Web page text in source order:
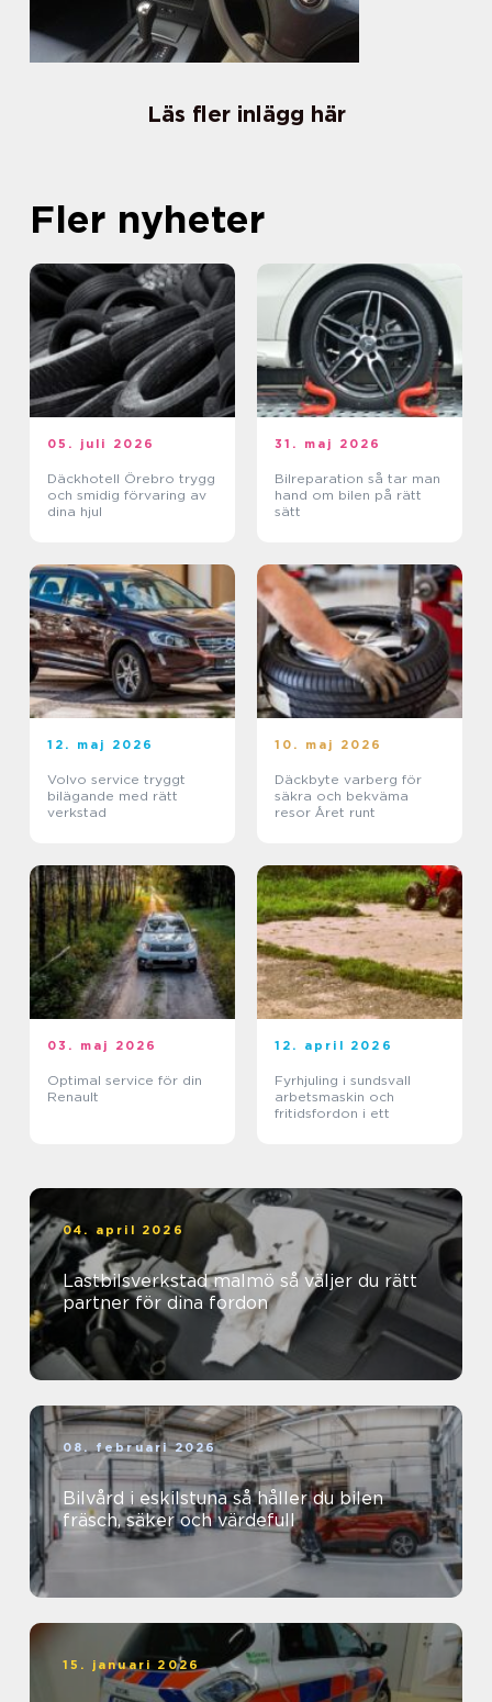
Läs fler inlägg här
Fler nyheter
05. juli 2026
Däckhotell Örebro trygg
och smidig förvaring av
dina hjul
31. maj 2026
Bilreparation så tar man
hand om bilen på rätt
sätt
12. maj 2026
Volvo service tryggt
bilägande med rätt
verkstad
10. maj 2026
Däckbyte varberg för
säkra och bekväma
resor Året runt
03. maj 2026
Optimal service för din
Renault
12. april 2026
Fyrhjuling i sundsvall
arbetsmaskin och
fritidsfordon i ett
04. april 2026
Lastbilsverkstad malmö så väljer du rätt
partner för dina fordon
08. februari 2026
Bilvård i eskilstuna så håller du bilen
fräsch, säker och värdefull
15. januari 2026